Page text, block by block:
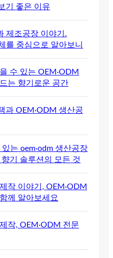
기 좋은 이유
제조공장 이야기.
를 중심으로 알아보니
수 있는 OEM·ODM
는 향기로운 공간
과 OEM·ODM 생산공
는 oem·odm 생산공장
기 솔루션의 모든 것
작 이야기, OEM·ODM
께 알아보세요
작, OEM·ODM 전문